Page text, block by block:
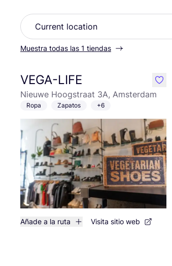
Muestra todas las 1 tiendas
VEGA-LIFE
Nieuwe Hoogstraat 3A, Amsterdam
Ropa Zapatos +6
Añade a la ruta Visita sitio web
like